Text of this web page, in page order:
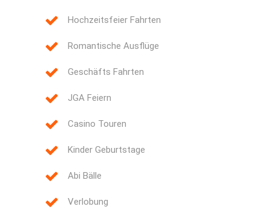
Hochzeitsfeier Fahrten
Romantische Ausflüge
Geschäfts Fahrten
JGA Feiern
Casino Touren
Kinder Geburtstage
Abi Bälle
Verlobung